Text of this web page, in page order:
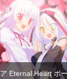
Eternal Heart ボ